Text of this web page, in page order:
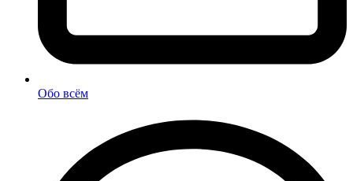
Обо всём